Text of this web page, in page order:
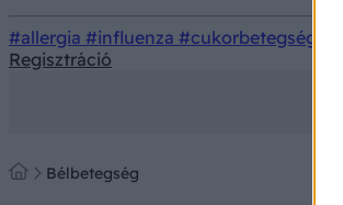
#allergia #influenza #cukorbetegség
Regisztráció
Bélbetegség